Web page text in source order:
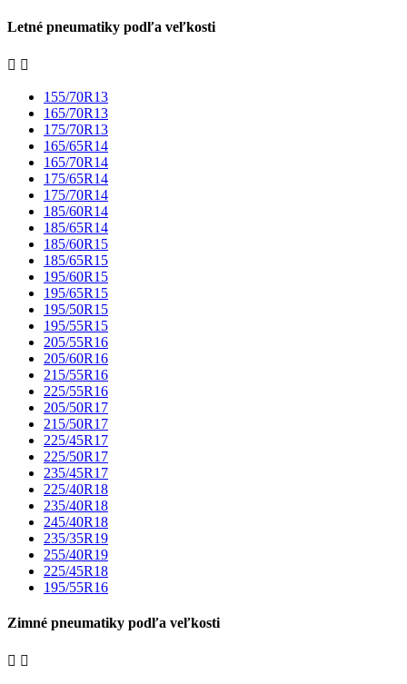
Letné pneumatiky podľa veľkosti
 
155/70R13
165/70R13
175/70R13
165/65R14
165/70R14
175/65R14
175/70R14
185/60R14
185/65R14
185/60R15
185/65R15
195/60R15
195/65R15
195/50R15
195/55R15
205/55R16
205/60R16
215/55R16
225/55R16
205/50R17
215/50R17
225/45R17
225/50R17
235/45R17
225/40R18
235/40R18
245/40R18
235/35R19
255/40R19
225/45R18
195/55R16
Zimné pneumatiky podľa veľkosti
 